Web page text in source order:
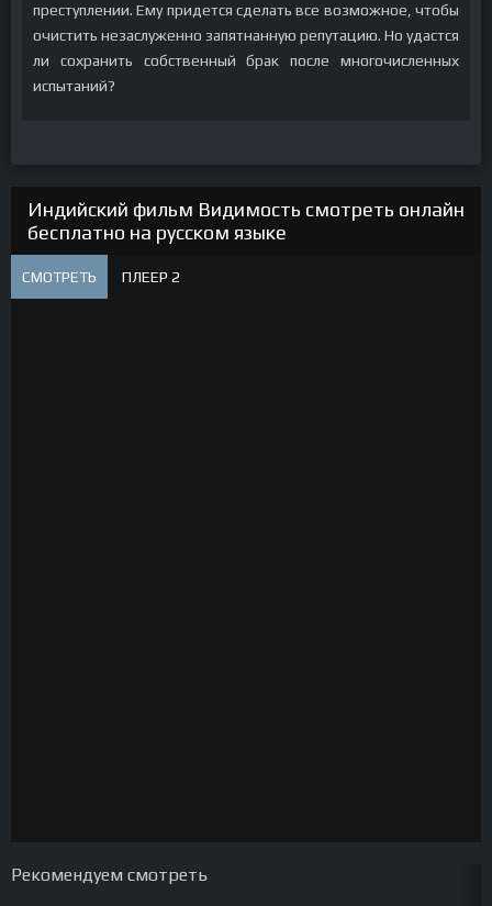
преступлении. Ему придется сделать все возможное, чтобы
очистить незаслуженно запятнанную репутацию. Но удастся
ли сохранить собственный брак после многочисленных
испытаний?
Индийский фильм Видимость смотреть онлайн
бесплатно на русском языке
СМОТРЕТЬ ПЛЕЕР 2
Рекомендуем смотреть